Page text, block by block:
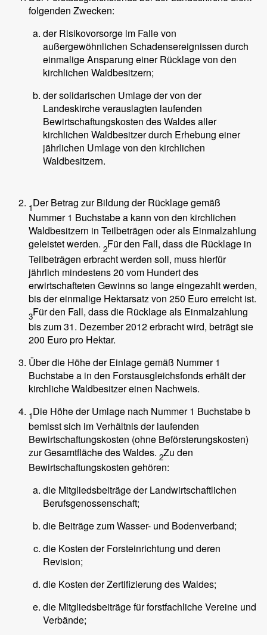
folgenden Zwecken:
der Risikovorsorge im Falle von
außergewöhnlichen Schadensereignissen durch
einmalige Ansparung einer Rücklage von den
kirchlichen Waldbesitzern;
der solidarischen Umlage der von der
Landeskirche verauslagten laufenden
Bewirtschaftungskosten des Waldes aller
kirchlichen Waldbesitzer durch Erhebung einer
jährlichen Umlage von den kirchlichen
Waldbesitzern.
1Der Betrag zur Bildung der Rücklage gemäß
Nummer 1 Buchstabe a kann von den kirchlichen
Waldbesitzern in Teilbeträgen oder als Einmalzahlung
geleistet werden. 2Für den Fall, dass die Rücklage in
Teilbeträgen erbracht werden soll, muss hierfür
jährlich mindestens 20 vom Hundert des
erwirtschafteten Gewinns so lange eingezahlt werden,
bis der einmalige Hektarsatz von 250 Euro erreicht ist.
3Für den Fall, dass die Rücklage als Einmalzahlung
bis zum 31. Dezember 2012 erbracht wird, beträgt sie
200 Euro pro Hektar.
Über die Höhe der Einlage gemäß Nummer 1
Buchstabe a in den Forstausgleichsfonds erhält der
kirchliche Waldbesitzer einen Nachweis.
1Die Höhe der Umlage nach Nummer 1 Buchstabe b
bemisst sich im Verhältnis der laufenden
Bewirtschaftungskosten (ohne Beförsterungskosten)
zur Gesamtfläche des Waldes. 2Zu den
Bewirtschaftungskosten gehören:
die Mitgliedsbeiträge der Landwirtschaftlichen
Berufsgenossenschaft;
die Beiträge zum Wasser- und Bodenverband;
die Kosten der Forsteinrichtung und deren
Revision;
die Kosten der Zertifizierung des Waldes;
die Mitgliedsbeiträge für forstfachliche Vereine und
Verbände;